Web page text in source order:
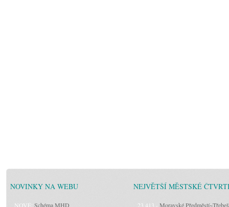
NOVINKY NA WEBU
NOVÉ: Schéma MHD
NEJVĚTŠÍ MĚSTSKÉ
23 413 - Moravské Předměstí~Třebeš